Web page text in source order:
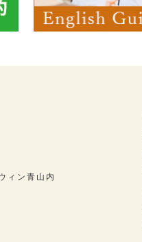
ィン青山内